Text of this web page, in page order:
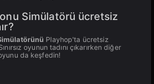
Simülatörü ücretsiz
Playhop'ta ücretsiz
oyunun tadını çıkarırken diğer
da keşfedin!